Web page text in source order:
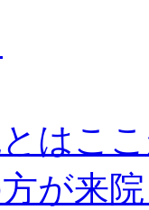
はこ
が来